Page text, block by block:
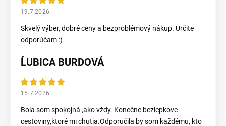
19.7.2026
Skvelý výber, dobré ceny a bezproblémový nákup. Určite
odporúčam :)
ĹUBICA BURDOVÁ
15.7.2026
Bola som spokojná ,ako vždy. Konečne bezlepkove
cestoviny,ktoré mi chutia.Odporučila by som každému, kto